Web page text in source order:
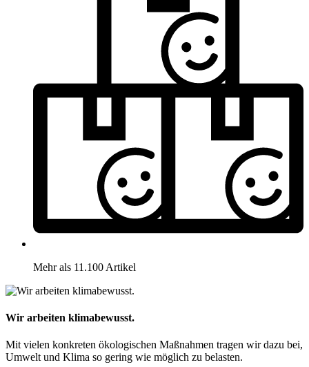
Mehr als 11.100 Artikel
Wir arbeiten klimabewusst.
Mit vielen konkreten ökologischen Maßnahmen tragen wir dazu bei,
Umwelt und Klima so gering wie möglich zu belasten.